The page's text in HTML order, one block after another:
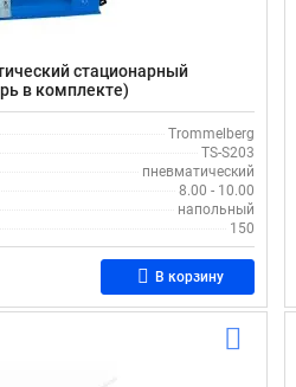
стационарный
в комплекте)
Trommelberg
TS-S203
пневматический
8.00 - 10.00
напольный
150
В корзину